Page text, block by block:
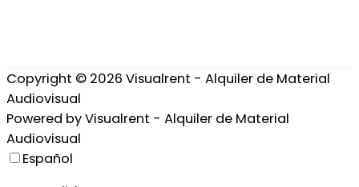
Copyright © 2026 Visualrent - Alquiler de Material
Audiovisual
Powered byVisualrent - Alquiler de Material
Audiovisual
Español